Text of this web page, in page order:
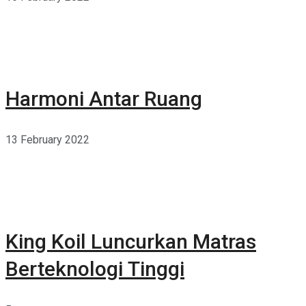
Harmoni Antar Ruang
13 February 2022
King Koil Luncurkan Matras
Berteknologi Tinggi